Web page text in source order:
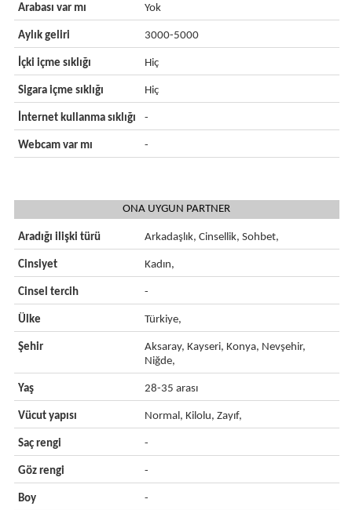
Arabası var mı Yok
Aylık geliri 3000-5000
İçki içme sıklığı Hiç
Sigara içme sıklığı Hiç
İnternet kullanma sıklığı -
Webcam var mı -
ONA UYGUN PARTNER
Aradığı ilişki türü Arkadaşlık, Cinsellik, Sohbet,
Cinsiyet Kadın,
Cinsel tercih -
Ülke Türkiye,
Şehir
Aksaray, Kayseri, Konya, Nevşehir,
Niğde,
Yaş 28-35 arası
Vücut yapısı Normal, Kilolu, Zayıf,
Saç rengi -
Göz rengi -
Boy -